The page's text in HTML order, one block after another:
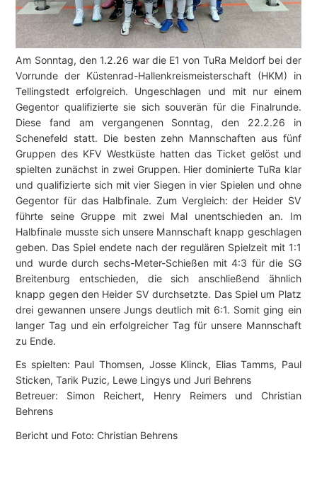
Am Sonntag, den 1.2.26 war die E1 von TuRa Meldorf bei der
Vorrunde der Küstenrad-Hallenkreismeisterschaft (HKM) in
Tellingstedt erfolgreich. Ungeschlagen und mit nur einem
Gegentor qualifizierte sie sich souverän für die Finalrunde.
Diese fand am vergangenen Sonntag, den 22.2.26 in
Schenefeld statt. Die besten zehn Mannschaften aus fünf
Gruppen des KFV Westküste hatten das Ticket gelöst und
spielten zunächst in zwei Gruppen. Hier dominierte TuRa klar
und qualifizierte sich mit vier Siegen in vier Spielen und ohne
Gegentor für das Halbfinale. Zum Vergleich: der Heider SV
führte seine Gruppe mit zwei Mal unentschieden an. Im
Halbfinale musste sich unsere Mannschaft knapp geschlagen
geben. Das Spiel endete nach der regulären Spielzeit mit 1:1
und wurde durch sechs-Meter-Schießen mit 4:3 für die SG
Breitenburg entschieden, die sich anschließend ähnlich
knapp gegen den Heider SV durchsetzte. Das Spiel um Platz
drei gewannen unsere Jungs deutlich mit 6:1. Somit ging ein
langer Tag und ein erfolgreicher Tag für unsere Mannschaft
zu Ende.
Es spielten: Paul Thomsen, Josse Klinck, Elias Tamms, Paul
Sticken, Tarik Puzic, Lewe Lingys und Juri Behrens
Betreuer: Simon Reichert, Henry Reimers und Christian
Behrens
Bericht und Foto: Christian Behrens